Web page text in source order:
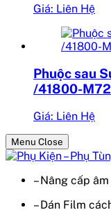
Giá: Liên Hệ
Phuộc sau
/41800-
Giá: Liên Hệ
Menu Close
– Nâng cấp
– Dán Film